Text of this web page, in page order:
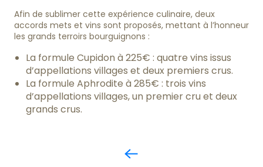
Afin de sublimer cette expérience culinaire, deux
accords mets et vins sont proposés, mettant à l’honneur
les grands terroirs bourguignons :
La formule Cupidon à 225€ : quatre vins issus
d’appellations villages et deux premiers crus.
La formule Aphrodite à 285€ : trois vins
d’appellations villages, un premier cru et deux
grands crus.